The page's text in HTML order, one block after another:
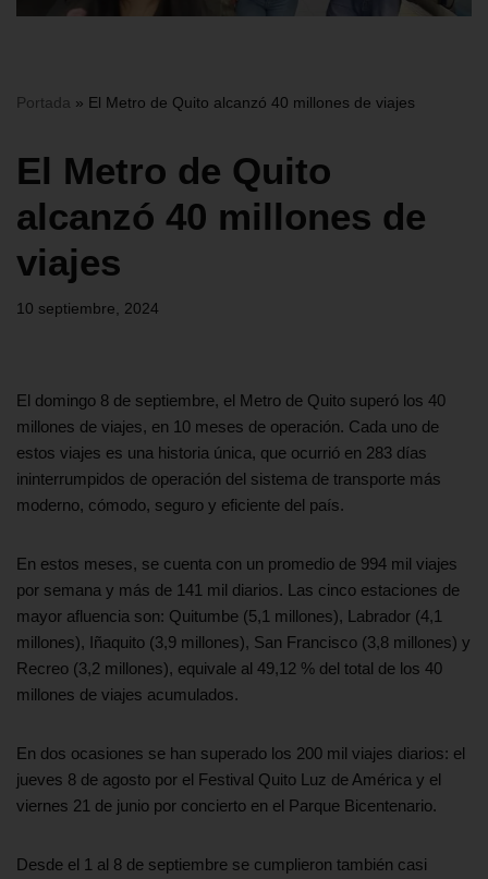
Portada » El Metro de Quito alcanzó 40 millones de viajes
El Metro de Quito
alcanzó 40 millones de
viajes
10 septiembre, 2024
El domingo 8 de septiembre, el Metro de Quito superó los 40
millones de viajes, en 10 meses de operación. Cada uno de
estos viajes es una historia única, que ocurrió en 283 días
ininterrumpidos de operación del sistema de transporte más
moderno, cómodo, seguro y eficiente del país.
En estos meses, se cuenta con un promedio de 994 mil viajes
por semana y más de 141 mil diarios. Las cinco estaciones de
mayor afluencia son: Quitumbe (5,1 millones), Labrador (4,1
millones), Iñaquito (3,9 millones), San Francisco (3,8 millones) y
Recreo (3,2 millones), equivale al 49,12 % del total de los 40
millones de viajes acumulados.
En dos ocasiones se han superado los 200 mil viajes diarios: el
jueves 8 de agosto por el Festival Quito Luz de América y el
viernes 21 de junio por concierto en el Parque Bicentenario.
Desde el 1 al 8 de septiembre se cumplieron también casi